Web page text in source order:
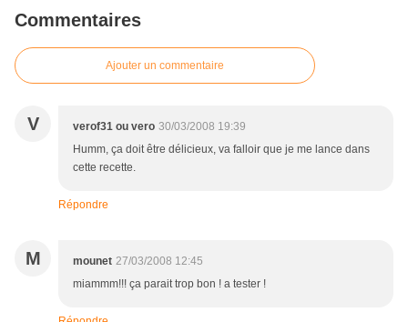
Commentaires
Ajouter un commentaire
V verof31 ou vero 30/03/2008 19:39
Humm, ça doit être délicieux, va falloir que je me lance dans
cette recette.
Répondre
M mounet 27/03/2008 12:45
miammm!!! ça parait trop bon ! a tester !